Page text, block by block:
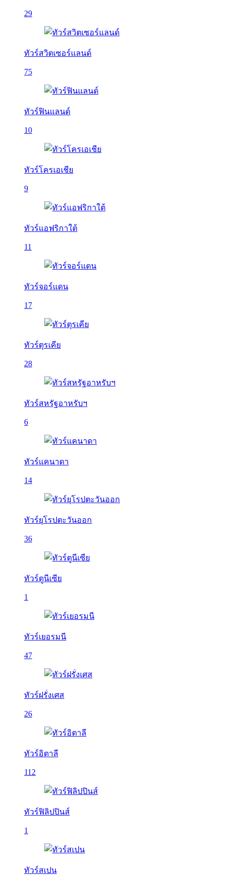
29
ทัวร์สวิตเซอร์แลนด์
75
ทัวร์ฟินแลนด์
10
ทัวร์โครเอเชีย
9
ทัวร์แอฟริกาใต้
11
ทัวร์จอร์แดน
17
ทัวร์ตุรเคีย
28
ทัวร์สหรัฐอาหรับฯ
6
ทัวร์แคนาดา
14
ทัวร์ยุโรปตะวันออก
36
ทัวร์ตูนีเซีย
1
ทัวร์เยอรมนี
47
ทัวร์ฝรั่งเศส
26
ทัวร์อิตาลี
112
ทัวร์ฟิลิปปินส์
1
ทัวร์สเปน